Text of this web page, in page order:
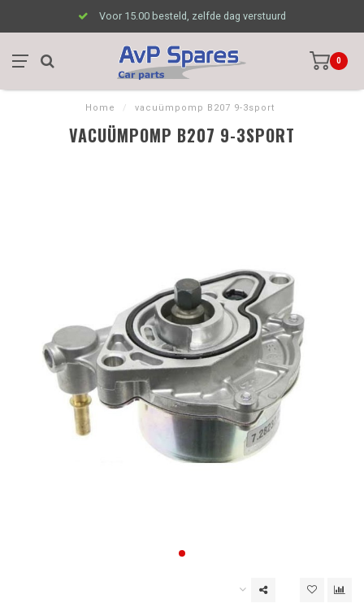
Voor 15.00 besteld, zelfde dag verstuurd
0
Home / vacuümpomp B207 9-3sport
VACUÜMPOMP B207 9-3SPORT